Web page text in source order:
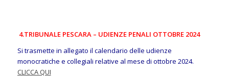
4.TRIBUNALE PESCARA – UDIENZE PENALI OTTOBRE 2024
Si trasmette in allegato il calendario delle udienze
monocratiche e collegiali relative al mese di ottobre 2024.
CLICCA QUI